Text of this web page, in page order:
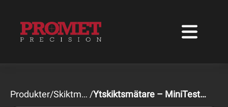
Produkter/ Skiktmätare / Ytskiktsmätare – MiniTest 2500 / 4500